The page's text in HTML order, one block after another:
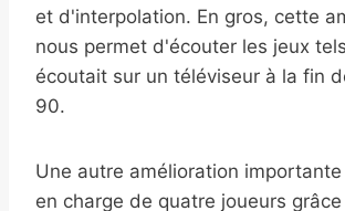
et d'interpolation. En gros, cette
nous permet d'écouter les jeux
écoutait sur un téléviseur à la fin
90.
Une autre amélioration
en charge de quatre joueurs